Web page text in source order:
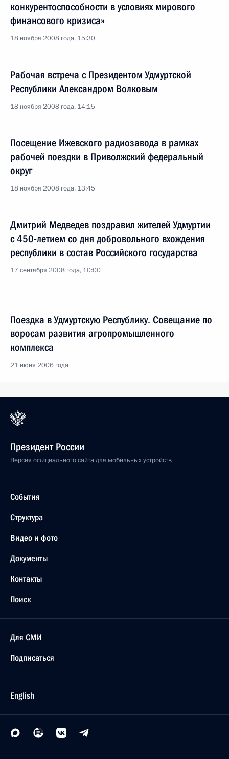
конкурентоспособности в условиях мирового
финансового кризиса»
18 ноября 2008 года, 15:30
Рабочая встреча с Президентом Удмуртской
Республики Александром Волковым
18 ноября 2008 года, 14:15
Посещение Ижевского радиозавода в рамках
рабочей поездки в Приволжский федеральный
округ
18 ноября 2008 года, 13:45
Дмитрий Медведев поздравил жителей Удмуртии
с 450-летием со дня добровольного вхождения
республики в состав Российского государства
17 сентября 2008 года, 10:00
Поездка в Удмуртскую Республику. Совещание по
воросам развития агропромышленного
комплекса
21 июня 2006 года
Президент России
Версия официального сайта для мобильных устройств
События
Структура
Видео и фото
Документы
Контакты
Поиск
Для СМИ
Подписаться
English